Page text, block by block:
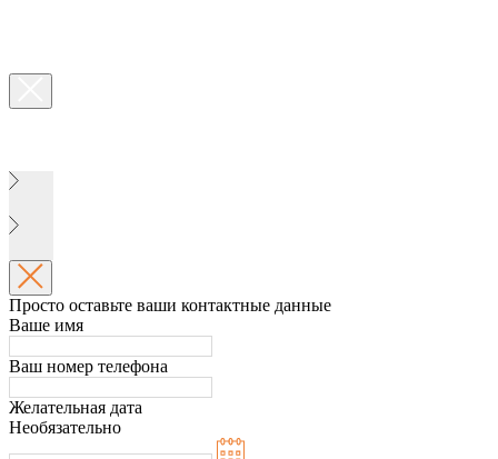
Просто оставьте ваши контактные данные
Ваше имя
Ваш номер телефона
Желательная дата
Необязательно